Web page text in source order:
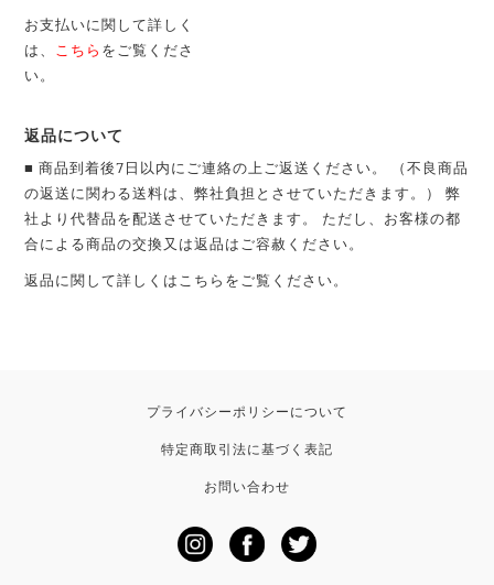
お支払いに関して詳しく
は、 こちら をご覧くださ
い。
返品について
■ 商品到着後7日以内にご連絡の上ご返送ください。 （不良商品
の返送に関わる送料は、弊社負担とさせていただきます。） 弊
社より代替品を配送させていただきます。 ただし、お客様の都
合による商品の交換又は返品はご容赦ください。
返品に関して詳しくはこちら をご覧ください。
プライバシーポリシーについて
特定商取引法に基づく表記
お問い合わせ